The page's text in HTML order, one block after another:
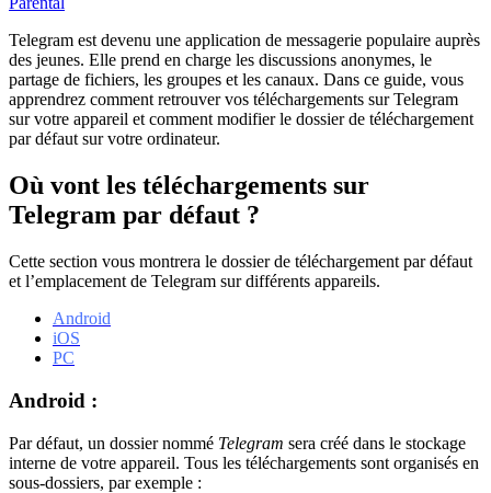
Telegram est devenu une application de messagerie populaire auprès
des jeunes. Elle prend en charge les discussions anonymes, le
partage de fichiers, les groupes et les canaux. Dans ce guide, vous
apprendrez comment retrouver vos téléchargements sur Telegram
sur votre appareil et comment modifier le dossier de téléchargement
par défaut sur votre ordinateur.
Où vont les téléchargements sur
Telegram par défaut ?
Cette section vous montrera le dossier de téléchargement par défaut
et l’emplacement de Telegram sur différents appareils.
Android
iOS
PC
Android :
Par défaut, un dossier nommé Telegram sera créé dans le stockage
interne de votre appareil. Tous les téléchargements sont organisés en
sous-dossiers, par exemple :